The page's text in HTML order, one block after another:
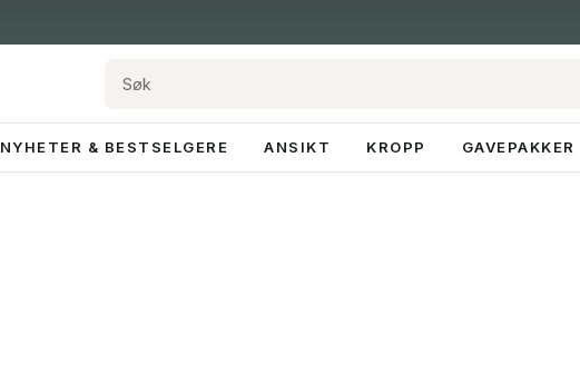
NYHETER & BESTSELGERE ANSIKT KROPP GAVEPAKKER